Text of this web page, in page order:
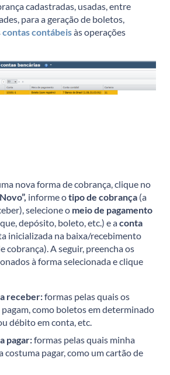
cadastradas, usadas, entre
para a geração de boletos,
contas contábeisàs operações
nova forma de cobrança, clique no
informe otipo de cobrança (a
selecione o meio de pagamento
depósito, boleto, etc.) e aconta
inicializada na baixa/recebimento
cobrança). A seguir, preencha os
à forma selecionada e clique
receber:formas pelas quais os
como boletos em determinado
débito em conta, etc.
pagar:formas pelas quais minha
costuma pagar, como um cartão de